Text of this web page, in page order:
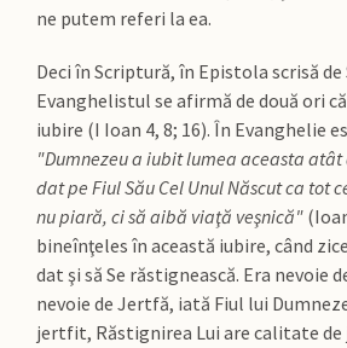
ne putem referi la ea.
Deci în Scriptură, în Epistola scrisă
Evanghelistul se afirmă de două ori
iubire (I Ioan 4, 8; 16). În Evanghelie
"Dumnezeu a iubit lumea aceasta atât
dat pe Fiul Său Cel Unul Născut ca tot
nu piară, ci să aibă viaţă veşnică"
bineînţeles în această iubire, când
dat şi să Se răstignească. Era nevoie
nevoie de Jertfă, iată Fiul lui
jertfit, Răstignirea Lui are calitate de